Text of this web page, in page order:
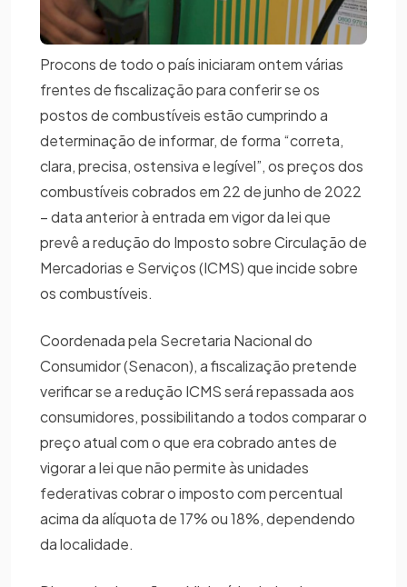
Procons de todo o país iniciaram ontem várias
frentes de fiscalização para conferir se os
postos de combustíveis estão cumprindo a
determinação de informar, de forma “correta,
clara, precisa, ostensiva e legível”, os preços dos
combustíveis cobrados em 22 de junho de 2022
– data anterior à entrada em vigor da lei que
prevê a redução do Imposto sobre Circulação de
Mercadorias e Serviços (ICMS) que incide sobre
os combustíveis.
Coordenada pela Secretaria Nacional do
Consumidor (Senacon), a fiscalização pretende
verificar se a redução ICMS será repassada aos
consumidores, possibilitando a todos comparar o
preço atual com o que era cobrado antes de
vigorar a lei que não permite às unidades
federativas cobrar o imposto com percentual
acima da alíquota de 17% ou 18%, dependendo
da localidade.